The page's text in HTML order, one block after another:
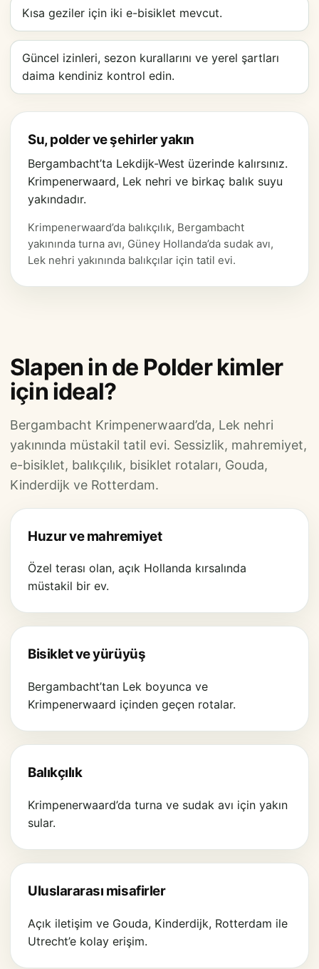
Kısa geziler için iki e-bisiklet mevcut.
Güncel izinleri, sezon kurallarını ve yerel şartları
daima kendiniz kontrol edin.
Su, polder ve şehirler yakın
Bergambacht’ta Lekdijk-West üzerinde kalırsınız.
Krimpenerwaard, Lek nehri ve birkaç balık suyu
yakındadır.
Krimpenerwaard’da balıkçılık, Bergambacht
yakınında turna avı, Güney Hollanda’da sudak avı,
Lek nehri yakınında balıkçılar için tatil evi.
Slapen in de Polder kimler
için ideal?
Bergambacht Krimpenerwaard’da, Lek nehri
yakınında müstakil tatil evi. Sessizlik, mahremiyet,
e-bisiklet, balıkçılık, bisiklet rotaları, Gouda,
Kinderdijk ve Rotterdam.
Huzur ve mahremiyet
Özel terası olan, açık Hollanda kırsalında
müstakil bir ev.
Bisiklet ve yürüyüş
Bergambacht’tan Lek boyunca ve
Krimpenerwaard içinden geçen rotalar.
Balıkçılık
Krimpenerwaard’da turna ve sudak avı için yakın
sular.
Uluslararası misafirler
Açık iletişim ve Gouda, Kinderdijk, Rotterdam ile
Utrecht’e kolay erişim.